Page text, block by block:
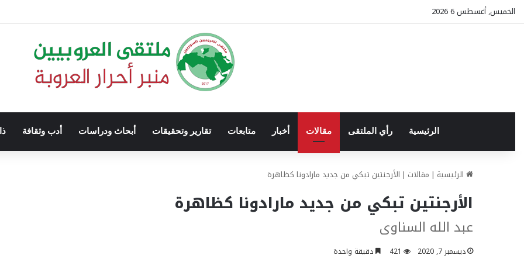
الخميس, أغسطس 6 2026
الرئيسية رأي الملتقى مقالات أخبار متابعات تقارير وتحقيقات أبحاث ودراسات أدب وثقافة
الرئيسية | مقالات | الأرجنتين تبكي من جديد مارادونا كظاهرة
الأرجنتين تبكي من جديد مارادونا كظاهرة
عبد الله السناوى
ديسمبر 7, 2020 421 دقيقة واحدة